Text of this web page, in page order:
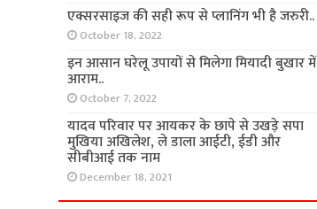
एक्सरसाइज की सही रूप से प्लानिंग भी है जरुरी..
October 18, 2022
इन आसान घरेलू उपायों से मिलेगा मियादी बुखार में
आराम..
October 7, 2022
यादव परिवार पर आयकर के छापे से उखड़े सपा
मुखिया अखिलेश, ले डाला आईटी, ईडी और
सीबीआई तक नाम
December 18, 2021